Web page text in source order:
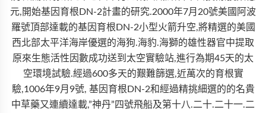
元,開始基因育根DN-2計畫的研究.2000年7月20號美國阿波
羅號頂部達載的基因育根DN-2小型火箭升空,將精選的美國
西北部太平洋海岸優選的海狗.海豹.海獅的雄性器官中提取
原來生態活性因數成功送到太空實驗站,進行為期45天的太
空環境試驗.經過600多天的艱難篩選,近萬次的育根實
驗,1006年9月9號, 基因育根DN-2和經過精挑細選的的名貴
中草藥又連續達載,”神丹”四號飛船及第十八.二十.二十一.二